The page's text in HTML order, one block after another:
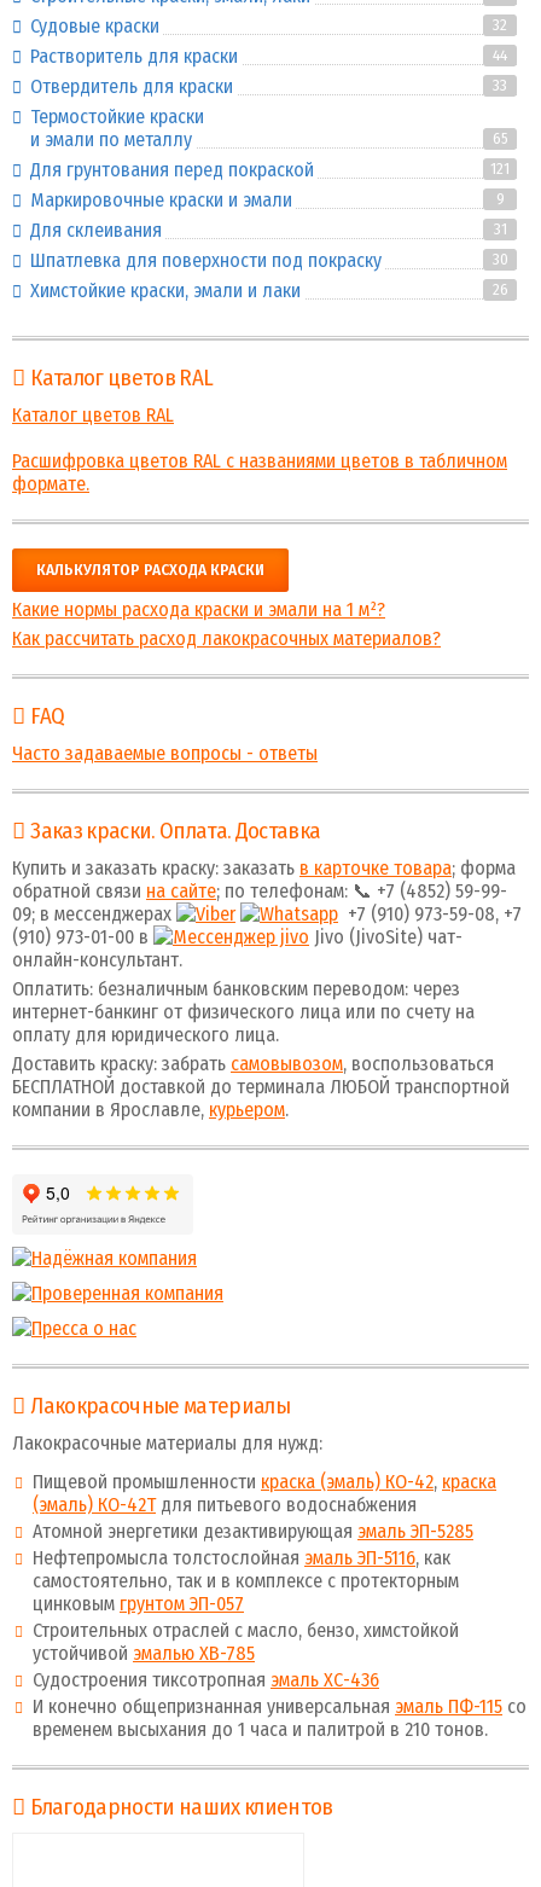
Судовые краски 32
Растворитель для краски 44
Отвердитель для краски 33
Термостойкие краски
и эмали по металлу
65
Для грунтования перед покраской 121
Маркировочные краски и эмали 9
Для склеивания 31
Шпатлевка для поверхности под покраску 30
Химстойкие краски, эмали и лаки 26
Каталог цветов RAL
Каталог цветов RAL
Расшифровка цветов RAL с названиями цветов в табличном
формате.
КАЛЬКУЛЯТОР РАСХОДА КРАСКИ
Какие нормы расхода краски и эмали на 1 м²?
Как рассчитать расход лакокрасочных материалов?
FAQ
Часто задаваемые вопросы - ответы
Заказ краски. Оплата. Доставка
Купить и заказать краску: заказать в карточке товара; форма
обратной связи на сайте; по телефонам: 📞 +7 (4852) 59-99-
09; в мессенджерах
+7 (910) 973-59-08, +7
(910) 973-01-00 в
Jivo (JivoSite) чат-
онлайн-консультант.
Оплатить: безналичным банковским переводом: через
интернет-банкинг от физического лица или по счету на
оплату для юридического лица.
Доставить краску: забрать самовывозом, воспользоваться
БЕСПЛАТНОЙ доставкой до терминала ЛЮБОЙ транспортной
компании в Ярославле, курьером.
Лакокрасочные материалы
Лакокрасочные материалы для нужд:
Пищевой промышленности краска (эмаль) КО-42, краска
(эмаль) КО-42Тдля питьевого водоснабжения
Атомной энергетики дезактивирующая эмаль ЭП-5285
Нефтепромысла толстослойная эмаль ЭП-5116, как
самостоятельно, так и в комплексе с протекторным
цинковым грунтом ЭП-057
Строительных отраслей с масло, бензо, химстойкой
устойчивой эмалью ХВ-785
Судостроения тиксотропная эмаль ХС-436
И конечно общепризнанная универсальная эмаль ПФ-115 со
временем высыхания до 1 часа и палитрой в 210 тонов.
Благодарности наших клиентов